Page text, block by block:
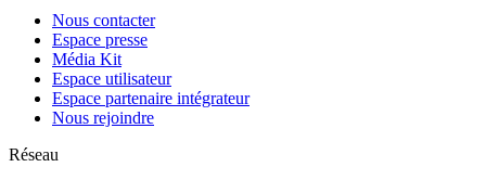
Nous contacter
Espace presse
Média Kit
Espace utilisateur
Espace partenaire intégrateur
Nous rejoindre
Réseau